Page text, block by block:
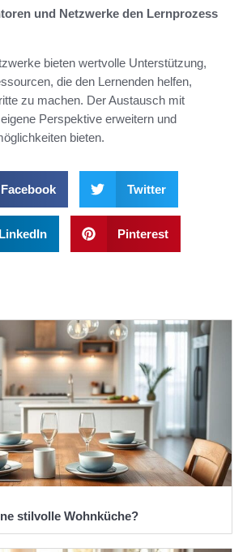
und Netzwerke den Lernprozess
bieten wertvolle Unterstützung,
die den Lernenden helfen,
zu machen. Der Austausch mit
Perspektive erweitern und
bieten.
Facebook Twitter
LinkedIn Pinterest
stilvolle Wohnküche?